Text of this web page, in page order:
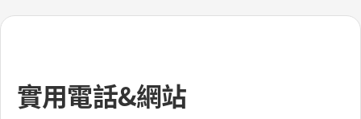
實用電話&網站